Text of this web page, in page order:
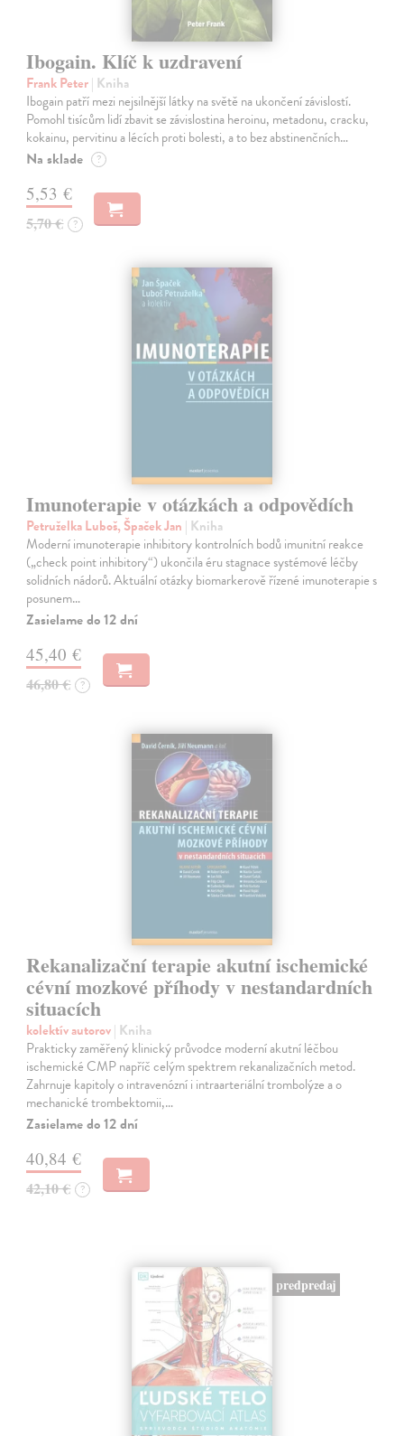
Ibogain. Klíč k uzdravení
Frank Peter| Kniha
Ibogain patří mezi nejsilnější látky na světě na ukončení závislostí.
Pomohl tisícům lidí zbavit se závislostina heroinu, metadonu, cracku,
kokainu, pervitinu a lécích proti bolesti, a to bez abstinenčních…
Na sklade ?
5,53 €
5,70 € ?
Imunoterapie v otázkách a odpovědích
Petruželka Luboš, Špaček Jan | Kniha
Moderní imunoterapie inhibitory kontrolních bodů imunitní reakce
(„check point inhibitory“) ukončila éru stagnace systémové léčby
solidních nádorů. Aktuální otázky biomarkerově řízené imunoterapie s
posunem…
Zasielame do 12 dní
45,40 €
46,80 € ?
Rekanalizační terapie akutní ischemické
cévní mozkové příhody v nestandardních
situacích
kolektív autorov| Kniha
Prakticky zaměřený klinický průvodce moderní akutní léčbou
ischemické CMP napříč celým spektrem rekanalizačních metod.
Zahrnuje kapitoly o intravenózní i intraarteriální trombolýze a o
mechanické trombektomii,…
Zasielame do 12 dní
40,84 €
42,10 € ?
predpredaj